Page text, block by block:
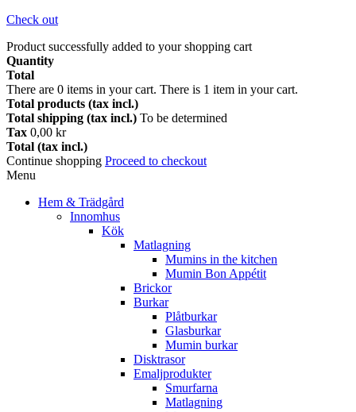
Check out
Product successfully added to your shopping cart
Quantity
Total
There are 0 items in your cart. There is 1 item in your cart.
Total products (tax incl.)
Total shipping (tax incl.) To be determined
Tax 0,00 kr
Total (tax incl.)
Continue shopping Proceed to checkout
Menu
Hem & Trädgård
Innomhus
Kök
Matlagning
Mumins in the kitchen
Mumin Bon Appétit
Brickor
Burkar
Plåtburkar
Glasburkar
Mumin burkar
Disktrasor
Emaljprodukter
Smurfarna
Matlagning